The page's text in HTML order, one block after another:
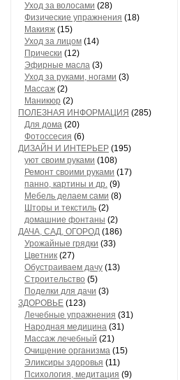
Уход за волосами (28)
Физические упражнения (18)
Макияж (15)
Уход за лицом (14)
Прически (12)
Эфирные масла (3)
Уход за руками, ногами (3)
Массаж (2)
Маникюр (2)
ПОЛЕЗНАЯ ИНФОРМАЦИЯ (285)
Для дома (20)
Фотоссесия (6)
ДИЗАЙН И ИНТЕРЬЕР (195)
уют своим руками (108)
Ремонт своими руками (17)
панно, картины и др. (9)
Мебель делаем сами (8)
Шторы и текстиль (2)
домашние фонтаны (2)
ДАЧА, САД, ОГОРОД (186)
Урожайные грядки (33)
Цветник (27)
Обустраиваем дачу (13)
Строительство (5)
Поделки для дачи (3)
ЗДОРОВЬЕ (123)
Лечебные упражнения (31)
Народная медицина (31)
Массаж лечебный (21)
Очищение организма (15)
Эликсиры здоровья (11)
Психология, медитация (9)